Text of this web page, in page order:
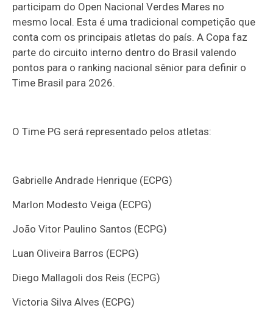
participam do Open Nacional Verdes Mares no
mesmo local. Esta é uma tradicional competição que
conta com os principais atletas do país. A Copa faz
parte do circuito interno dentro do Brasil valendo
pontos para o ranking nacional sênior para definir o
Time Brasil para 2026.
O Time PG será representado pelos atletas:
Gabrielle Andrade Henrique (ECPG)
Marlon Modesto Veiga (ECPG)
João Vitor Paulino Santos (ECPG)
Luan Oliveira Barros (ECPG)
Diego Mallagoli dos Reis (ECPG)
Victoria Silva Alves (ECPG)